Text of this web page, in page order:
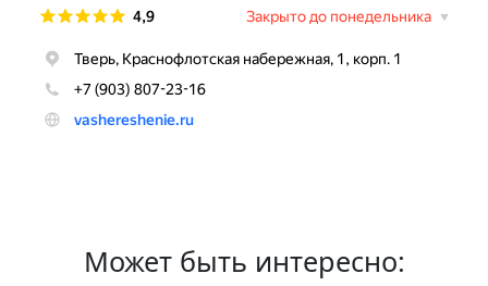
Может быть интересно: